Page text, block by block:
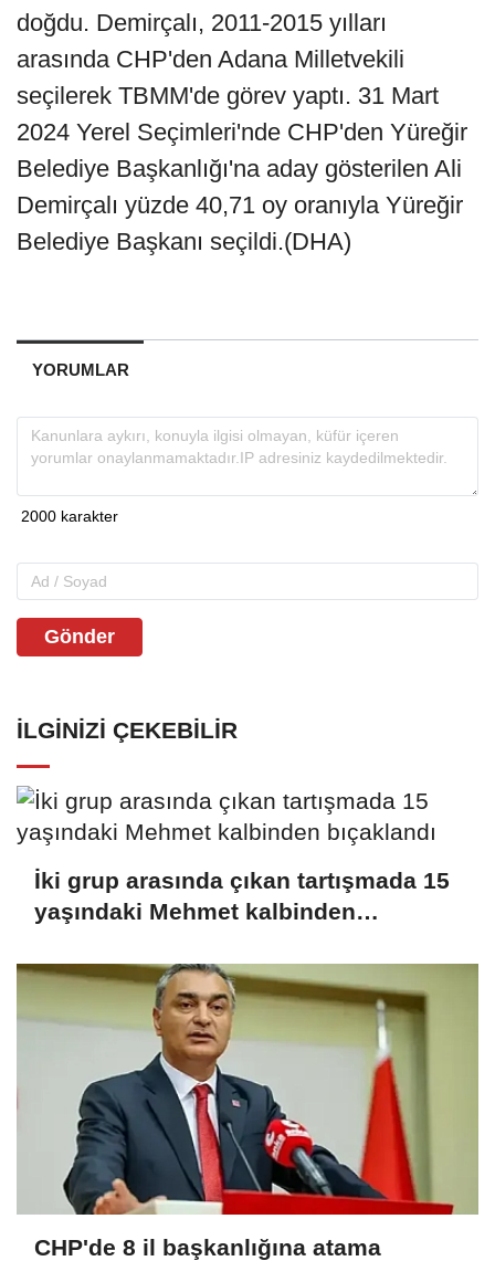
doğdu. Demirçalı, 2011-2015 yılları
arasında CHP'den Adana Milletvekili
seçilerek TBMM'de görev yaptı. 31 Mart
2024 Yerel Seçimleri'nde CHP'den Yüreğir
Belediye Başkanlığı'na aday gösterilen Ali
Demirçalı yüzde 40,71 oy oranıyla Yüreğir
Belediye Başkanı seçildi.(DHA)
YORUMLAR
Gönder
İLGINIZI ÇEKEBILIR
İki grup arasında çıkan tartışmada 15
yaşındaki Mehmet kalbinden
CHP'de 8 il başkanlığına atama